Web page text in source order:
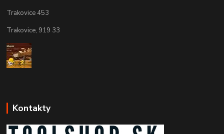
Trakovice 453
Trakovice, 919 33
Kontakty